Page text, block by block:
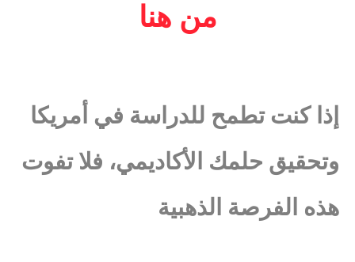
من هنا
إذا كنت تطمح للدراسة في أمريكا
وتحقيق حلمك الأكاديمي، فلا تفوت
هذه الفرصة الذهبية